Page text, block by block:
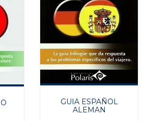
GUIA ESPAÑOL
ALEMAN